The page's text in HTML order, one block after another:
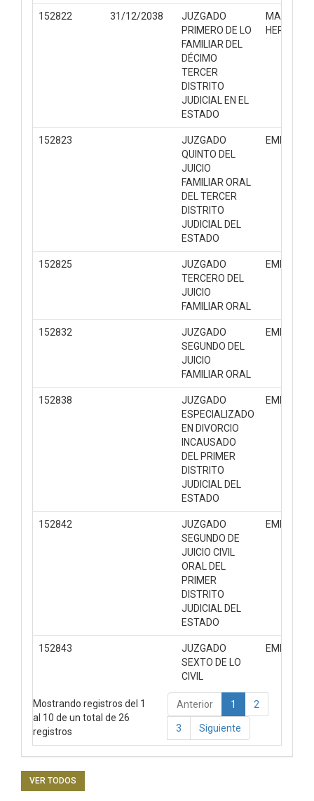
152822 31/12/2038
JUZGADO
PRIMERO DE LO
FAMILIAR DEL
DÉCIMO
TERCER
DISTRITO
JUDICIAL EN EL
ESTADO
MASA
152823
JUZGADO
QUINTO DEL
JUICIO
FAMILIAR ORAL
DEL TERCER
DISTRITO
JUDICIAL DEL
ESTADO
152825
JUZGADO
TERCERO DEL
JUICIO
FAMILIAR ORAL
152832
JUZGADO
SEGUNDO DEL
JUICIO
FAMILIAR ORAL
152838
JUZGADO
ESPECIALIZADO
EN DIVORCIO
INCAUSADO
DEL PRIMER
DISTRITO
JUDICIAL DEL
ESTADO
152842
JUZGADO
SEGUNDO DE
JUICIO CIVIL
ORAL DEL
PRIMER
DISTRITO
JUDICIAL DEL
ESTADO
152843
JUZGADO
SEXTO DE LO
CIVIL
Mostrando registros del 1
al 10 de un total de 26
registros
Anterior 1 2
3 Siguiente
VER TODOS